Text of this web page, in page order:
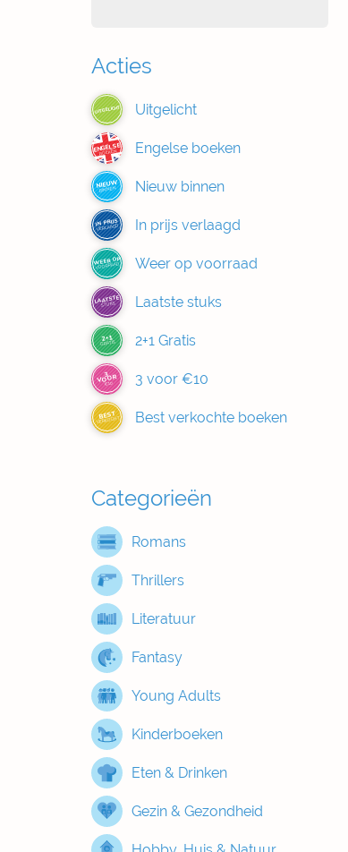
Acties
UITGELICHT Uitgelicht
ENGELSE
BOEKEN Engelse boeken
NIEUW
BINNEN Nieuw binnen
IN PRIJS
VERLAAGD In prijs verlaagd
WEER OP
VOORRAAD Weer op voorraad
LAATSTE
STUKS Laatste stuks
2+1
GRATIS 2+1 Gratis
3
VOOR
€10 3 voor €10
BEST
VERKOCHT Best verkochte boeken
Categorieën
Romans
Thrillers
Literatuur
Fantasy
Young Adults
Kinderboeken
Eten & Drinken
Gezin & Gezondheid